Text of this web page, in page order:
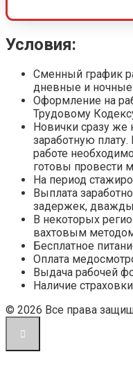
Условия:
Сменный график
дневные и
Оформление на
Трудовому
Новички сразу
заработную
работе
готовы провести
На период
Выплата
задержек,
В некоторых
вахтовым
Бесплатное
Оплата
Выдача рабочей
Наличие
© 2026 Все права